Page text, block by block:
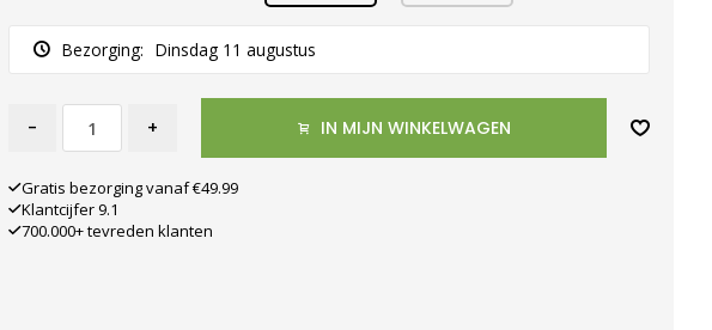
Bezorging: Dinsdag 11 augustus
- + IN MIJN WINKELWAGEN
Gratis bezorging vanaf €49.99
Klantcijfer 9.1
700.000+ tevreden klanten